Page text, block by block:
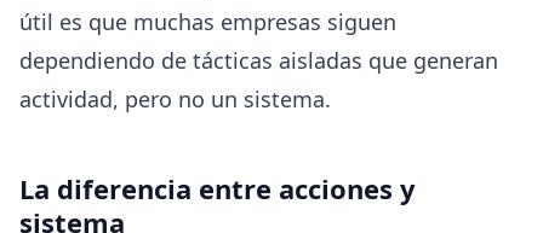
útil es que muchas empresas siguen
dependiendo de tácticas aisladas que generan
actividad, pero no un sistema.
La diferencia entre acciones y
sistema